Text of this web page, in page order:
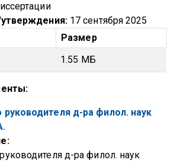
17 сентября 2025
Размер
1.55 МБ
руководителя д-ра филол. наук
д-ра филол. наук